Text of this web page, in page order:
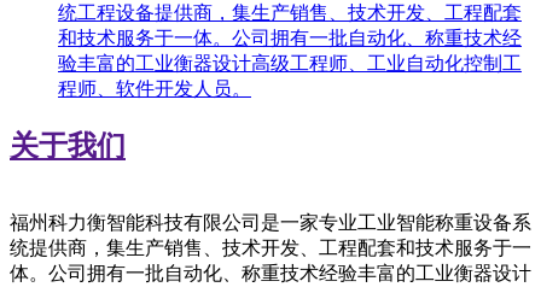
统工程设备提供商，集生产销售、技术开发、工程配套
和技术服务于一体。公司拥有一批自动化、称重技术经
验丰富的工业衡器设计高级工程师、工业自动化控制工
程师、软件开发人员。
关于我们
福州科力衡智能科技有限公司是一家专业工业智能称重设备系
统提供商，集生产销售、技术开发、工程配套和技术服务于一
体。公司拥有一批自动化、称重技术经验丰富的工业衡器设计